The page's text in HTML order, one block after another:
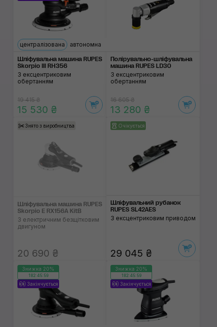
централізована автономна
Шліфувальна машина RUPES
Skorpio III RH356
З ексцентриковим
обертанням
19 415 ₴
15 530 ₴
Полірувально-шліфу­вальна
машина RUPES LD30
З ексцентриковим
обертанням
16 605 ₴
13 280 ₴
Знято з виробництва
Шліфувальна машина RUPES
Skorpio E RX156A KitB
З електричним безщітковим
двигуном
20 690 ₴
Очікується
Шліфувальний рубанок
RUPES SL42AES
З ексцентриковим приводом
29 045 ₴
Знижка 20%
182:45:59
Закінчується
Знижка 20%
182:45:59
Закінчується